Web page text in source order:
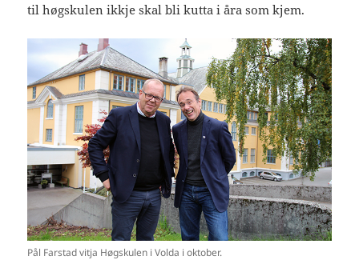
til høgskulen ikkje skal bli kutta i åra som kjem.
Pål Farstad vitja Høgskulen i Volda i oktober.